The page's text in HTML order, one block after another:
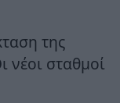
της
νέοι σταθμοί